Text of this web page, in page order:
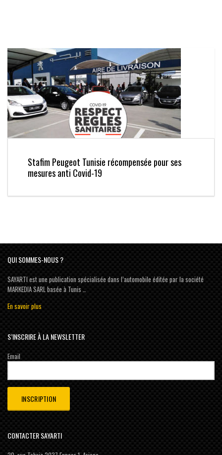
Stafim Peugeot Tunisie récompensée pour ses
mesures anti Covid-19
QUI SOMMES-NOUS ?
SAYARTI est une publication spécialisée dans l’automobile éditée par la société
MARKEDIA SARL basée à Tunis …
En savoir plus
S’INSCRIRE À LA NEWSLETTER
Email
CONTACTER SAYARTI